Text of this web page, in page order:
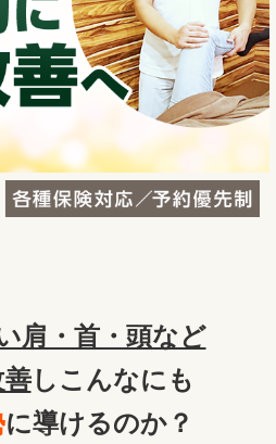
肩・首・頭など
しこんなにも
に導けるのか？